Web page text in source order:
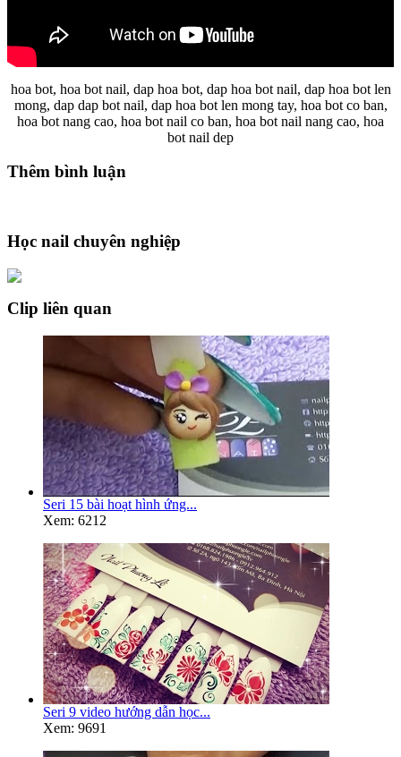
hoa bot, hoa bot nail, dap hoa bot, dap hoa bot nail, dap hoa bot len
mong, dap dap bot nail, dap hoa bot len mong tay, hoa bot co ban,
hoa bot nang cao, hoa bot nail co ban, hoa bot nail nang cao, hoa
bot nail dep
Thêm bình luận
Học nail chuyên nghiệp
Clip liên quan
Seri 15 bài hoạt hình ứng...
Xem: 6212
Seri 9 video hướng dẫn học...
Xem: 9691